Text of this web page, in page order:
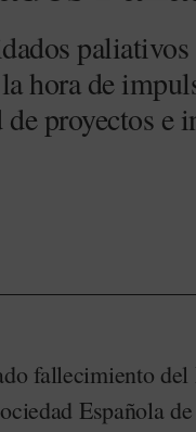
hora de
proyectos e
fallecimiento
Española de